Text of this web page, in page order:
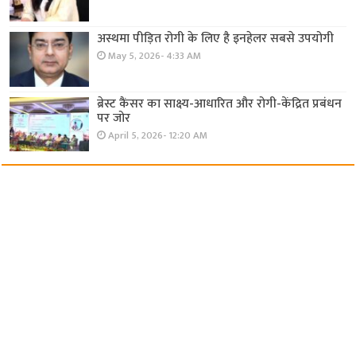
अस्थमा पीड़ित रोगी के लिए है इनहेलर सबसे उपयोगी
May 5, 2026- 4:33 AM
ब्रेस्ट कैंसर का साक्ष्य-आधारित और रोगी-केंद्रित प्रबंधन
पर जोर
April 5, 2026- 12:20 AM